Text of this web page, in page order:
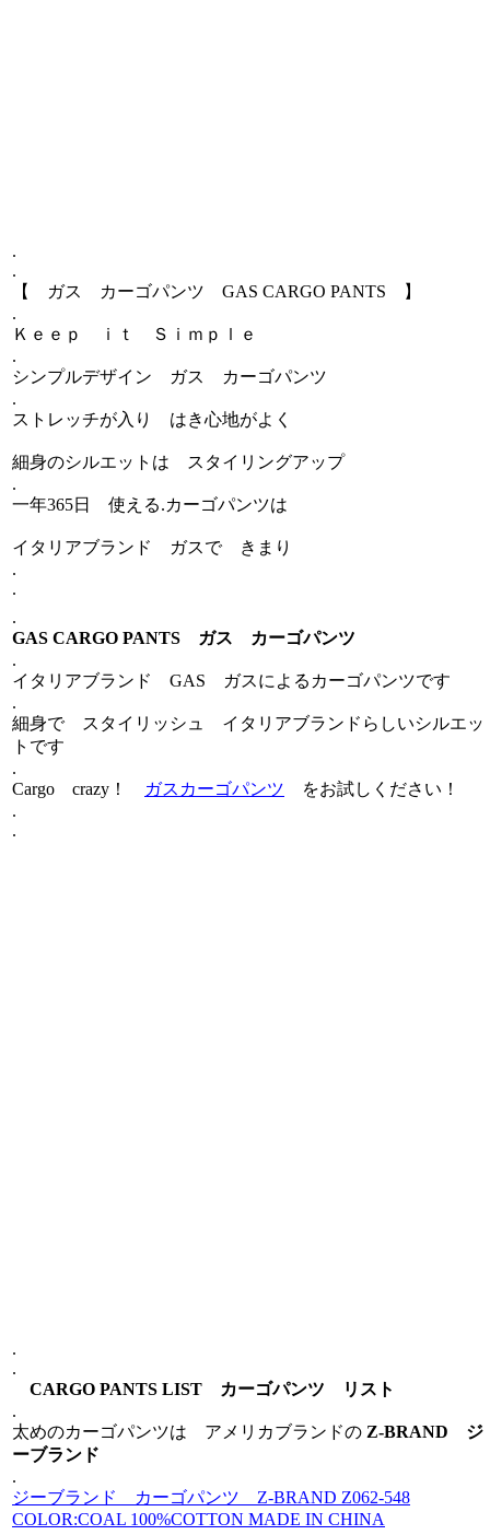
.
.
【 ガス カーゴパンツ GAS CARGO PANTS 】
.
Ｋｅｅｐ ｉｔ Ｓｉｍｐｌｅ
.
シンプルデザイン ガス カーゴパンツ
.
ストレッチが入り はき心地がよく
細身のシルエットは スタイリングアップ
.
一年365日 使える.カーゴパンツは
イタリアブランド ガスで きまり
.
.
.
GAS CARGO PANTS ガス カーゴパンツ
.
イタリアブランド GAS ガスによるカーゴパンツです
.
細身で スタイリッシュ イタリアブランドらしいシルエッ
トです
.
Cargo crazy！
ガスカーゴパンツ をお試しください！
.
.
.
.
CARGO PANTS LIST カーゴパンツ リスト
.
太めのカーゴパンツは アメリカブランドの Z-BRAND ジ
ーブランド
.
ジーブランド カーゴパンツ Z-BRAND Z062-548
COLOR:COAL 100%COTTON MADE IN CHINA